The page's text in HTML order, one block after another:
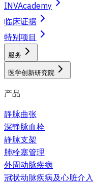
INVAcademy
临床证据
特别项目
服务
医学创新研究院
产品
静脉曲张
深静脉血栓
静脉支架
肺栓塞管理
外周动脉疾病
冠状动脉疾病及心脏介入